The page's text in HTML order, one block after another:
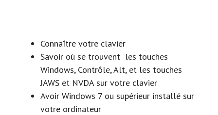
Connaître votre clavier
Savoir où se trouvent les touches
Windows, Contrôle, Alt, et les touches
JAWS et NVDA sur votre clavier
Avoir Windows 7 ou supérieur installé sur
votre ordinateur